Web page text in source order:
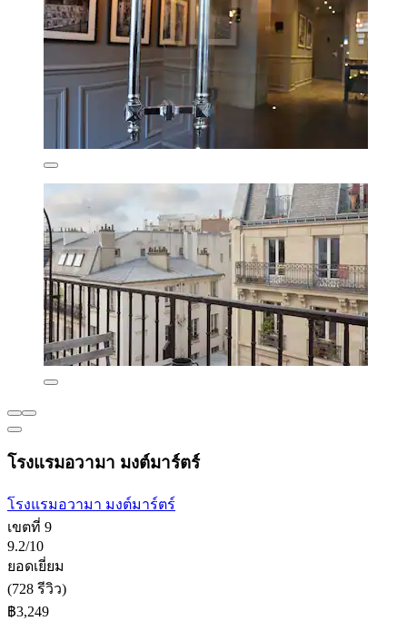
โรงแรมอวามา มงต์มาร์ตร์
โรงแรมอวามา มงต์มาร์ตร์
เขตที่ 9
9.2/10
ยอดเยี่ยม
(728 รีวิว)
฿3,249